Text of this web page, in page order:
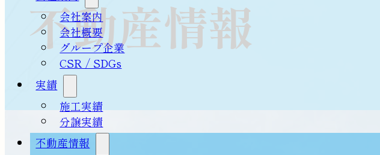
会社案内
会社概要
グループ企業
CSR / SDGs
実績
施工実績
分譲実績
不動産情報
不動産情報